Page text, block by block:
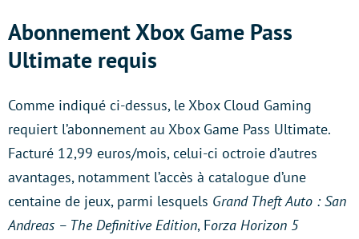
Abonnement Xbox Game Pass
Ultimate requis
Comme indiqué ci-dessus, le Xbox Cloud Gaming
requiert l’abonnement au Xbox Game Pass Ultimate.
Facturé 12,99 euros/mois, celui-ci octroie d’autres
avantages, notamment l’accès à catalogue d’une
centaine de jeux, parmi lesquels Grand Theft Auto : San
Andreas – The Definitive Edition, Forza Horizon 5